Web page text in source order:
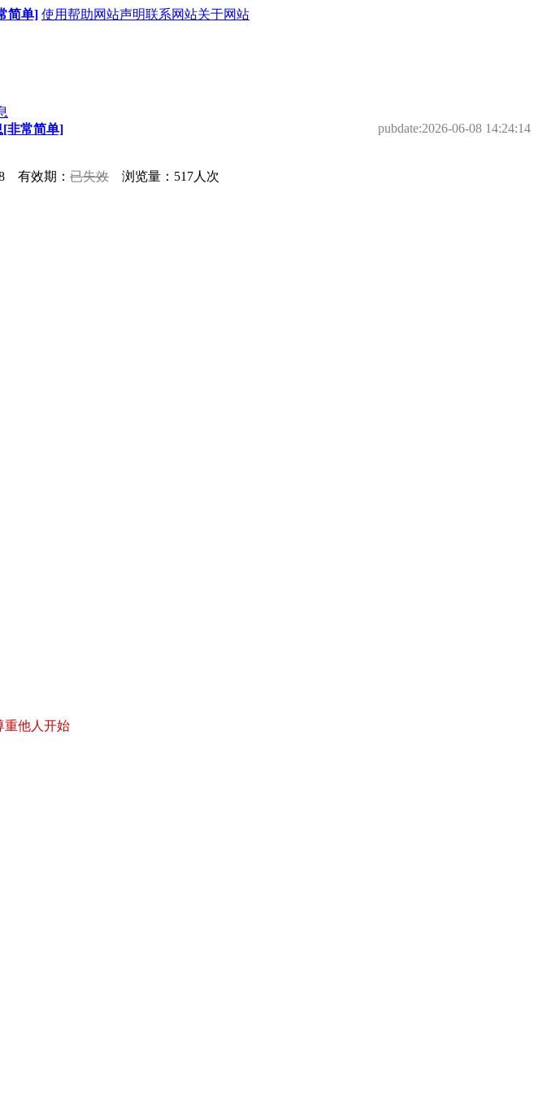
简单] 使用帮助网站声明联系网站关于网站
[非常简单] pubdate:2026-06-08 14:24:14
有效期： 已失效 浏览量：517人次
重他人开始